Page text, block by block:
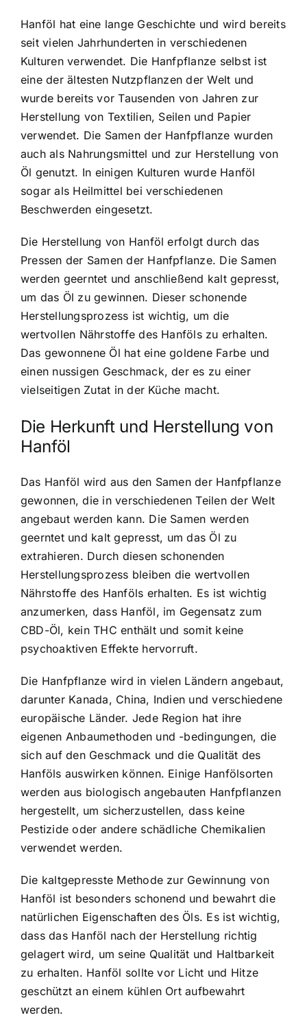
Hanföl hat eine lange Geschichte und wird bereits
seit vielen Jahrhunderten in verschiedenen
Kulturen verwendet. Die Hanfpflanze selbst ist
eine der ältesten Nutzpflanzen der Welt und
wurde bereits vor Tausenden von Jahren zur
Herstellung von Textilien, Seilen und Papier
verwendet. Die Samen der Hanfpflanze wurden
auch als Nahrungsmittel und zur Herstellung von
Öl genutzt. In einigen Kulturen wurde Hanföl
sogar als Heilmittel bei verschiedenen
Beschwerden eingesetzt.
Die Herstellung von Hanföl erfolgt durch das
Pressen der Samen der Hanfpflanze. Die Samen
werden geerntet und anschließend kalt gepresst,
um das Öl zu gewinnen. Dieser schonende
Herstellungsprozess ist wichtig, um die
wertvollen Nährstoffe des Hanföls zu erhalten.
Das gewonnene Öl hat eine goldene Farbe und
einen nussigen Geschmack, der es zu einer
vielseitigen Zutat in der Küche macht.
Die Herkunft und Herstellung von
Hanföl
Das Hanföl wird aus den Samen der Hanfpflanze
gewonnen, die in verschiedenen Teilen der Welt
angebaut werden kann. Die Samen werden
geerntet und kalt gepresst, um das Öl zu
extrahieren. Durch diesen schonenden
Herstellungsprozess bleiben die wertvollen
Nährstoffe des Hanföls erhalten. Es ist wichtig
anzumerken, dass Hanföl, im Gegensatz zum
CBD-Öl, kein THC enthält und somit keine
psychoaktiven Effekte hervorruft.
Die Hanfpflanze wird in vielen Ländern angebaut,
darunter Kanada, China, Indien und verschiedene
europäische Länder. Jede Region hat ihre
eigenen Anbaumethoden und -bedingungen, die
sich auf den Geschmack und die Qualität des
Hanföls auswirken können. Einige Hanfölsorten
werden aus biologisch angebauten Hanfpflanzen
hergestellt, um sicherzustellen, dass keine
Pestizide oder andere schädliche Chemikalien
verwendet werden.
Die kaltgepresste Methode zur Gewinnung von
Hanföl ist besonders schonend und bewahrt die
natürlichen Eigenschaften des Öls. Es ist wichtig,
dass das Hanföl nach der Herstellung richtig
gelagert wird, um seine Qualität und Haltbarkeit
zu erhalten. Hanföl sollte vor Licht und Hitze
geschützt an einem kühlen Ort aufbewahrt
werden.